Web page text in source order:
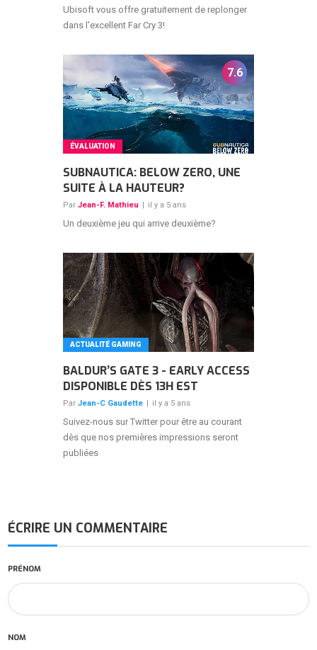
Ubisoft vous offre gratuitement de replonger
dans l'excellent Far Cry 3!
7.6
ÉVALUATION
SUBNAUTICA: BELOW ZERO, UNE
SUITE À LA HAUTEUR?
Par Jean-F. Mathieu | il y a 5 ans
Un deuxième jeu qui arrive deuxième?
ACTUALITÉ GAMING
BALDUR’S GATE 3 - EARLY ACCESS
DISPONIBLE DÈS 13H EST
Par Jean-C Gaudette | il y a 5 ans
Suivez-nous sur Twitter pour être au courant
dès que nos premières impressions seront
publiées
ÉCRIRE UN COMMENTAIRE
PRÉNOM
NOM